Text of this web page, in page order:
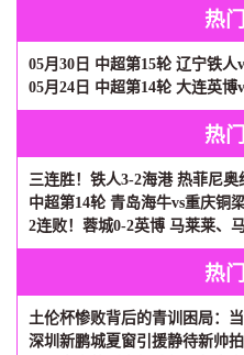
热
05月30日 中超第15轮 辽宁铁人
05月24日 中超第14轮 大连英博
热
中超第14轮 青岛海牛vs重庆铜
2连败！蓉城0-2英博 马莱莱、
热
土伦杯惨败背后的青训困局：
深圳新鹏城夏窗引援静待新帅